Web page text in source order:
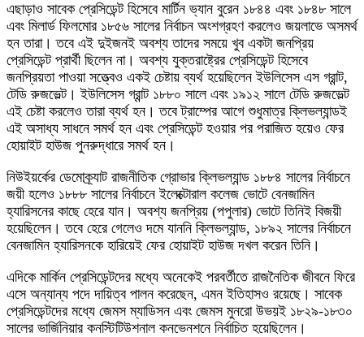
এছাড়াও সাবেক প্রেসিডেন্ট হিসেবে মার্টিন ভ্যান বুরেন ১৮৪৪ এবং ১৮৪৮ সালে
এবং মিলার্ড ফিলমোর ১৮৫৬ সালের নির্বাচন অংশগ্রহণ করলেও জয়লাভে অসমর্থ
হন তারা। তবে এই দুইজনই অবশ্য তাদের সময়ে খুব একটা জনপ্রিয়
প্রেসিডেন্ট প্রার্থী ছিলেন না। অবশ্য যুক্তরাষ্ট্রের প্রেসিডেন্ট হিসেবে
জনপ্রিয়তা পাওয়া সত্ত্বেও একই চেষ্টায় ব্যর্থ হয়েছিলেন ইউলিসেস এস গ্রান্ট,
টেডি রুজভেল্ট। ইউলিসেস গ্রান্ট ১৮৮০ সালে এবং ১৯১২ সালে টেডি রুজভেল্ট
এই চেষ্টা করলেও তারা ব্যর্থ হন। তবে ট্রাম্পের আগে শুধুমাত্র ক্লিভল্যান্ডই
এই অসাধ্য সাধনে সমর্থ হন এবং প্রেসিডেন্ট হওয়ার পর পরাজিত হয়েও ফের
হোয়াইট হাউজ পুনরুদ্ধারে সমর্থ হন।
নিউইয়র্কের ডেমোক্র্যাট রাজনীতিক গ্রোভার ক্লিভল্যান্ড ১৮৮৪ সালের নির্বাচনে
জয়ী হলেও ১৮৮৮ সালের নির্বাচনে ইলেক্টোরাল কলেজ ভোটে বেনজামিন
হ্যারিসনের কাছে হেরে যান। অবশ্য জনপ্রিয় (পপুলার) ভোটে তিনিই বিজয়ী
হয়েছিলেন। তবে হেরে গেলেও দমে যাননি ক্লিভল্যান্ড, ১৮৯২ সালের নির্বাচনে
বেনজামিন হ্যারিসনকে হারিয়েই ফের হোয়াইট হাউজ দখল করেন তিনি।
এদিকে মার্কিন প্রেসিডেন্টদের মধ্যে অনেকেই পরবর্তীতে রাজনৈতিক জীবনে ফিরে
এসে অন্যান্য পদে দায়িত্ব পালন করেছেন, এমন ইতিহাসও রয়েছে। সাবেক
প্রেসিডেন্টদের মধ্যে জেমস ম্যাডিসন এবং জেমস মুনরো উভয়ই ১৮২৯-১৮৩০
সালের ভার্জিনিয়ার কনস্টিটিউশনাল কনভেনশনে নির্বাচিত হয়েছিলেন।